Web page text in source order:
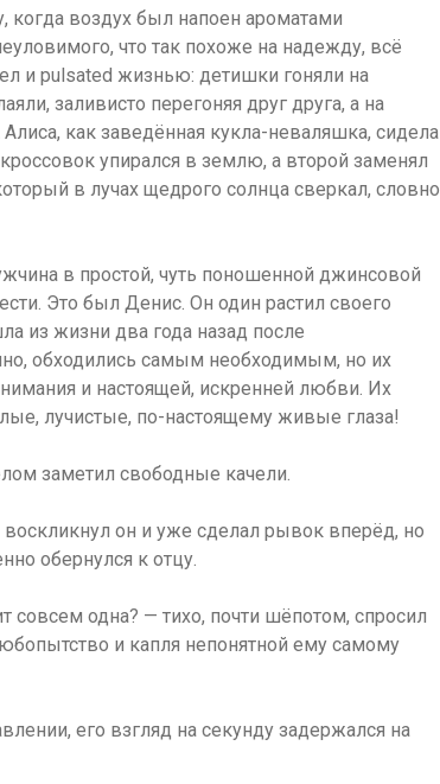
воздух был напоен ароматами
что так похоже на надежду, всё
и pulsated жизнью: детишки гоняли на
заливисто перегоняя друг друга, а на
как заведённая кукла-неваляшка, сидела
упирался в землю, а второй заменял
в лучах щедрого солнца сверкал, словно
в простой, чуть поношенной джинсовой
Это был Денис. Он один растил своего
из жизни два года назад после
обходились самым необходимым, но их
и настоящей, искренней любви. Их
лучистые, по-настоящему живые глаза!
заметил свободные качели.
он и уже сделал рывок вперёд, но
обернулся к отцу.
совсем одна? — тихо, почти шёпотом, спросил
и капля непонятной ему самому
его взгляд на секунду задержался на